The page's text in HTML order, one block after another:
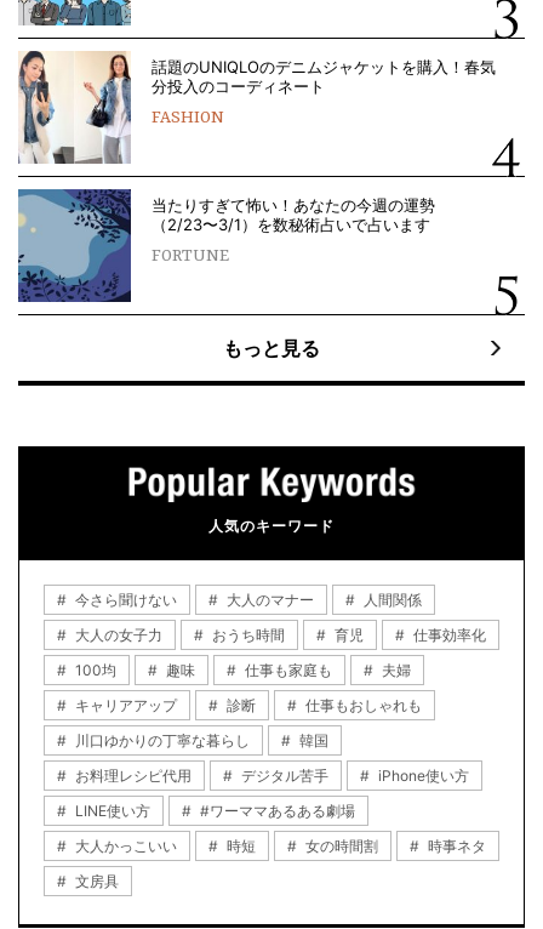
話題のUNIQLOのデニムジャケットを購入！春気
分投入のコーディネート
FASHION
当たりすぎて怖い！あなたの今週の運勢
（2/23〜3/1）を数秘術占いで占います
FORTUNE
もっと見る
人気のキーワード
今さら聞けない 大人のマナー
人間関係
大人の女子力
おうち時間 育児
仕事効率化
100均
趣味 仕事も家庭も
夫婦
キャリアアップ
診断
仕事もおしゃれも
川口ゆかりの丁寧な暮らし
韓国
お料理レシピ代用
デジタル苦手
iPhone使い方
LINE使い方
#ワーママあるある劇場
大人かっこいい
時短 女の時間割
時事ネタ
文房具